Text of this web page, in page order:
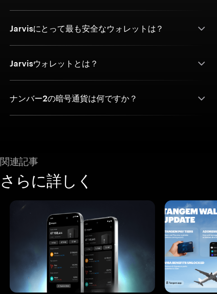
Jarvisにとって最も安全なウォレットは？
Jarvisウォレットとは？
ナンバー2の暗号通貨は何ですか？
関連記事
さらに詳しく